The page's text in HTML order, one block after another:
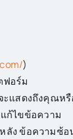
)
ฟอร์ม
ะแสดงถึงคุณห
ก้ไขข้อความ
ลัง ข้อความซ้